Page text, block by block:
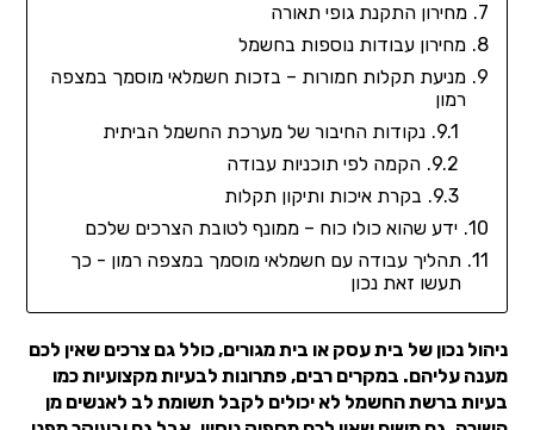
מחירון התקנת גופי תאורה
מחירון עבודות נוספות בחשמל
מניעת תקלות חמורות – בזכות חשמלאי מוסמך במצפה
רמון
נקודות החיבור של מערכת החשמל הביתית
הקמה לפי תוכניות עבודה
בקרת איכות ותיקון תקלות
ידע שהוא כולו כוח – ממונף לטובת הצרכים שלכם
תהליך עבודה עם חשמלאי מוסמך במצפה רמון - כך
תעשו זאת נכון
ניהול נכון של בית עסק או בית מגורים, כולל גם צרכים שאין לכם
מענה עליהם. במקרים רבים, פתרונות לבעיות מקצועיות כמו
בעיות ברשת החשמל לא יכולים לקבל תשומת לב לאנשים מן